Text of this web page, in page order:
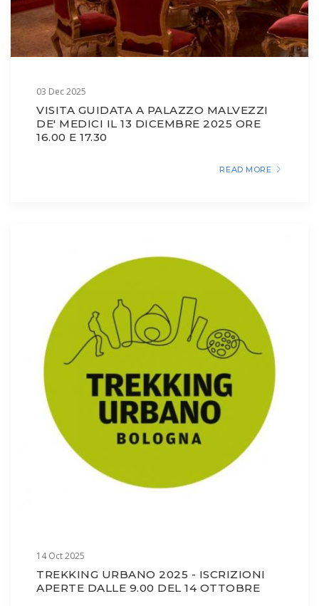
03 Dec 2025
VISITA GUIDATA A PALAZZO MALVEZZI
DE' MEDICI IL 13 DICEMBRE 2025 ORE
16.00 E 17.30
READ MORE
14 Oct 2025
TREKKING URBANO 2025 - ISCRIZIONI
APERTE DALLE 9.00 DEL 14 OTTOBRE